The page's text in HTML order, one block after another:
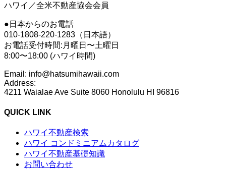
ハワイ／全米不動産協会会員
●日本からのお電話
010-1808-220-1283（日本語）
お電話受付時間:月曜日〜土曜日
8:00〜18:00 (ハワイ時間)
Email: info@hatsumihawaii.com
Address:
4211 Waialae Ave Suite 8060 Honolulu HI 96816
QUICK LINK
ハワイ不動産検索
ハワイ コンドミニアムカタログ
ハワイ不動産基礎知識
お問い合わせ